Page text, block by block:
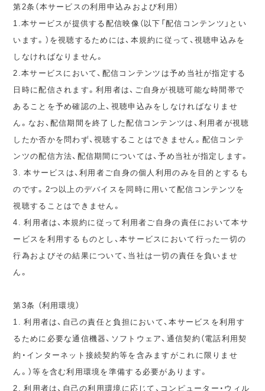
第2条（本サービスの利用申込みおよび利用）
1.本サービスが提供する配信映像（以下「配信コンテンツ」とい
います。）を視聴するためには、本規約に従って、視聴申込みを
しなければなりません。
2.本サービスにおいて、配信コンテンツは予め当社が指定する
日時に配信されます。利用者は、ご自身が視聴可能な時間帯で
あることを予め確認の上、視聴申込みをしなければなりませ
ん。なお、配信期間を終了した配信コンテンツは、利用者が視聴
したか否かを問わず、視聴することはできません。配信コンテ
ンツの配信方法、配信期間については、予め当社が指定します。
3. 本サービスは、利用者ご自身の個人利用のみを目的とするも
のです。2つ以上のデバイスを同時に用いて配信コンテンツを
視聴することはできません。
4. 利用者は、本規約に従って利用者ご自身の責任において本サ
ービスを利用するものとし、本サービスにおいて行った一切の
行為およびその結果について、当社は一切の責任を負いませ
ん。
第3条 （利用環境）
1. 利用者は、自己の責任と負担において、本サービスを利用す
るために必要な通信機器、ソフトウェア、通信契約（電話利用契
約・インターネット接続契約等を含みますがこれに限りませ
ん。）等を含む利用環境を準備する必要があります。
2. 利用者は、自己の利用環境に応じて、コンピューター・ウィル